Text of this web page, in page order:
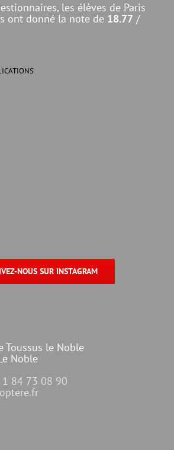
les élèves de Paris
ont donné la note de 18.77 /
NOUS SUR INSTAGRAM
Toussus le Noble
Noble
1 84 73 08 90